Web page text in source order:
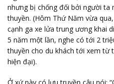
nhưng bị chống đối bởi người ta
thuyền. (Hôm Thứ Năm vừa
cạnh ga xe lửa trung ương khai
5 năm một lần, nghe có tới 2
thuyền cho du khách tới xem từ
hiện đại).